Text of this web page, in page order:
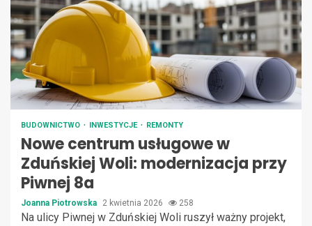
BUDOWNICTWO INWESTYCJE REMONTY
Nowe centrum usługowe w
Zduńskiej Woli: modernizacja przy
Piwnej 8a
Joanna Piotrowska 2 kwietnia 2026 258
Na ulicy Piwnej w Zduńskiej Woli ruszył ważny projekt,